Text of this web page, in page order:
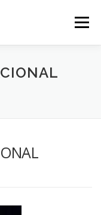
Menu
EM PODOLOGIA